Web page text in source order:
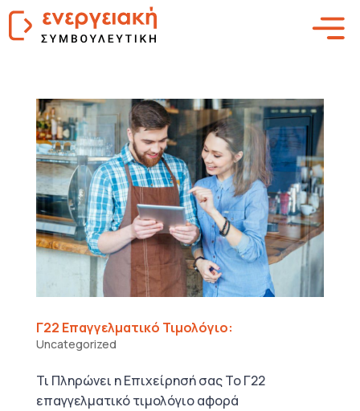
Γ22 Επαγγελματικό Τιμολόγιο:
Uncategorized
Τι Πληρώνει η Επιχείρησή σας Το Γ22
επαγγελματικό τιμολόγιο αφορά